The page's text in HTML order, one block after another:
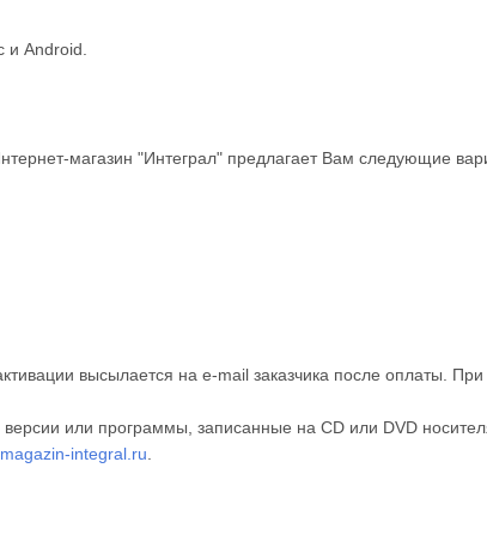
Android.
магазин "Интеграл" предлагает Вам следующие
высылается на e-mail заказчика после оплаты.
или программы, записанные на CD или DVD
integral.ru